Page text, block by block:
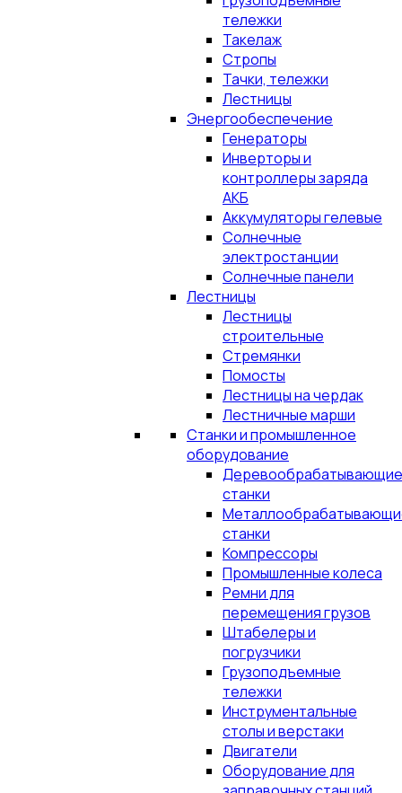
тележки
Такелаж
Стропы
Тачки, тележки
Лестницы
Энергообеспечение
Генераторы
Инверторы и
контроллеры заряда
АКБ
Аккумуляторы гелевые
Солнечные
электростанции
Солнечные панели
Лестницы
Лестницы
строительные
Стремянки
Помосты
Лестницы на чердак
Лестничные марши
Станки и промышленное
оборудование
Деревообрабатывающие
станки
станки
Компрессоры
Промышленные колеса
Ремни для
перемещения грузов
Штабелеры и
погрузчики
Грузоподъемные
тележки
Инструментальные
столы и верстаки
Двигатели
Оборудование для